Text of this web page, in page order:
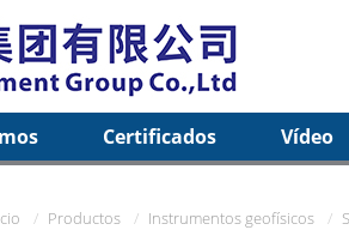
Certificados Vídeo
Productos Instrumentos geofísicos